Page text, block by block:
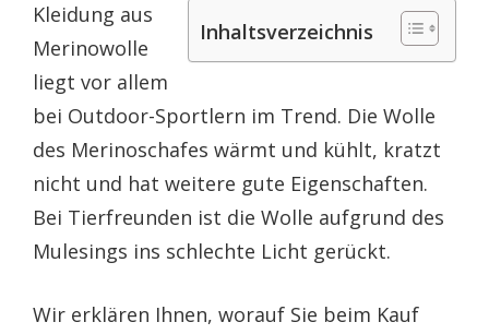
Inhaltsverzeichnis
Kleidung aus
Merinowolle
liegt vor allem
bei Outdoor-Sportlern im Trend. Die Wolle
des Merinoschafes wärmt und kühlt, kratzt
nicht und hat weitere gute Eigenschaften.
Bei Tierfreunden ist die Wolle aufgrund des
Mulesings ins schlechte Licht gerückt.
Wir erklären Ihnen, worauf Sie beim Kauf